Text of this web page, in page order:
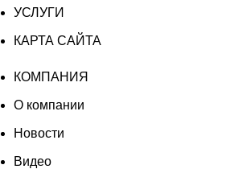
УСЛУГИ
КАРТА САЙТА
КОМПАНИЯ
О компании
Новости
Видео